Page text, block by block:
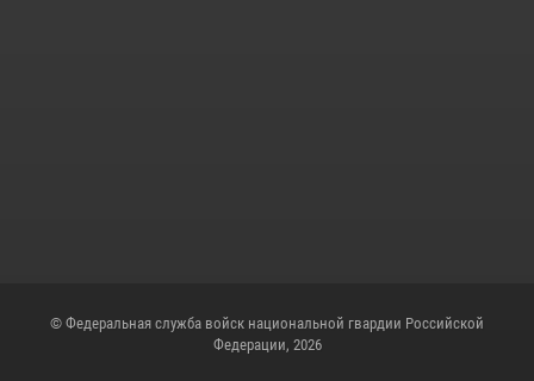
© Федеральная служба войск национальной гвардии Российской
Федерации, 2026